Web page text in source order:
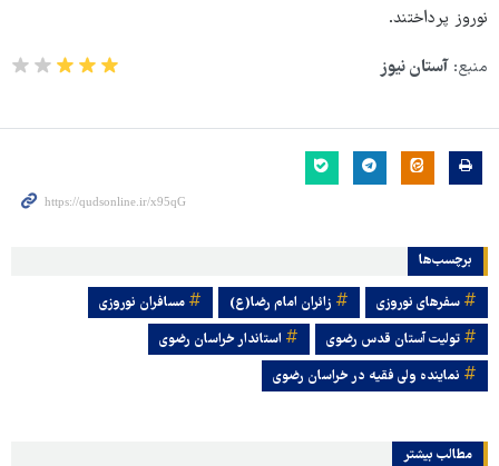
نوروز پرداختند.
منبع: آستان نیوز
برچسب‌ها
سفرهای نوروزی زائران امام رضا(ع)
مسافران نوروزی
تولیت آستان قدس رضوی
استاندار خراسان رضوی
نماینده ولی فقیه در خراسان رضوی
مطالب بیشتر